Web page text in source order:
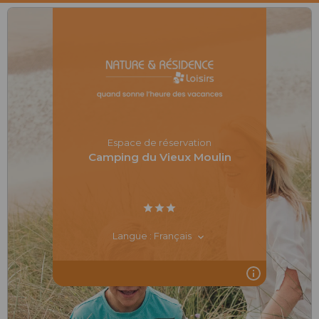
Espace de réservation
Camping du Vieux Moulin
Langue : Français